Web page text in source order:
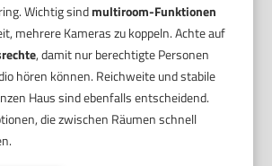
Wichtig sindmultiroom-Funktionen
mehrere Kameras zu koppeln. Achte auf
, damit nur berechtigte Personen
hören können. Reichweite und stabile
Haus sind ebenfalls entscheidend.
die zwischen Räumen schnell